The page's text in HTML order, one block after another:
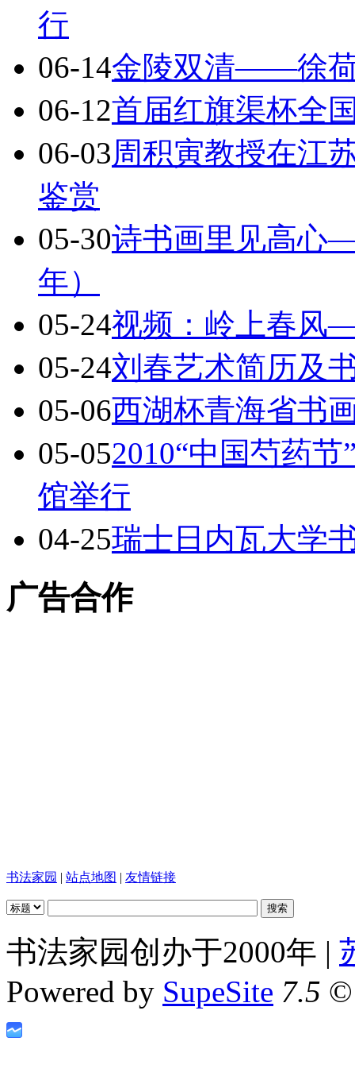
行
06-14金陵双清——徐
06-12首届红旗渠杯全
06-03周积寅教授在江
鉴赏
05-30诗书画里见高心
年）
05-24视频：岭上春风
05-24刘春艺术简历及
05-06西湖杯青海省书
05-052010“中国芍药
馆举行
04-25瑞士日内瓦大学
广告合作
书法家园 | 站点地图 | 友情链接
书法家园创办于2000年 |
Powered by SupeSite 7.5 ©